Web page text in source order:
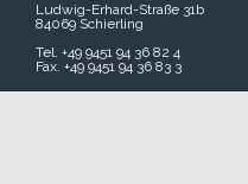
Ludwig-Erhard-Straße 31b
84069 Schierling
Tel. +49 9451 94 36 82 4
Fax. +49 9451 94 36 83 3